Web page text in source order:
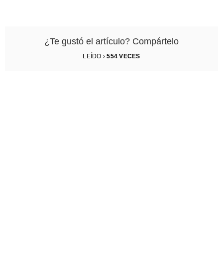
¿Te gustó el artículo? Compártelo
LEÍDO ›554 VECES